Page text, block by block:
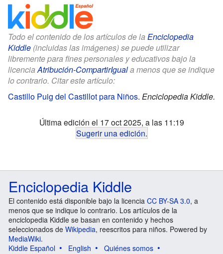
Todo el contenido de los artículos de la Enciclopedia
Kiddle (incluidas las imágenes) se puede utilizar
libremente para fines personales y educativos bajo la
licenciaAtribución-CompartirIguala menos que se indique
lo contrario. Citar este artículo:
Castillo Puig del Castillot para Niños. Enciclopedia Kiddle.
Última edición el 17 oct 2025, a las 11:19
Sugerir una edición.
Enciclopedia Kiddle
El contenido está disponible bajo la licencia CC BY-SA 3.0, a
menos que se indique lo contrario. Los artículos de la
enciclopedia Kiddle se basan en contenido y hechos
seleccionados de Wikipedia, reescritos para niños. Powered by
MediaWiki.
Kiddle Español
English
Quiénes somos